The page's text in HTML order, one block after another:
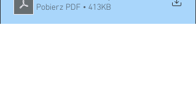
Pobierz PDF • 413KB